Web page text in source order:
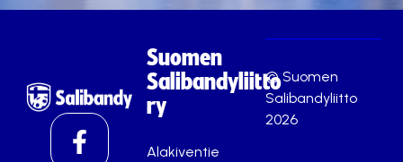
Suomen
Salibandyliitto
ry
Alakiventie
© Suomen
Salibandyliitto
2026